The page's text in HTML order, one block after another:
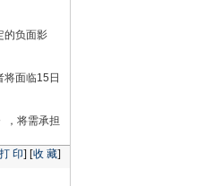
的负面影
面临15日
，将需承担
打 印] [收 藏]